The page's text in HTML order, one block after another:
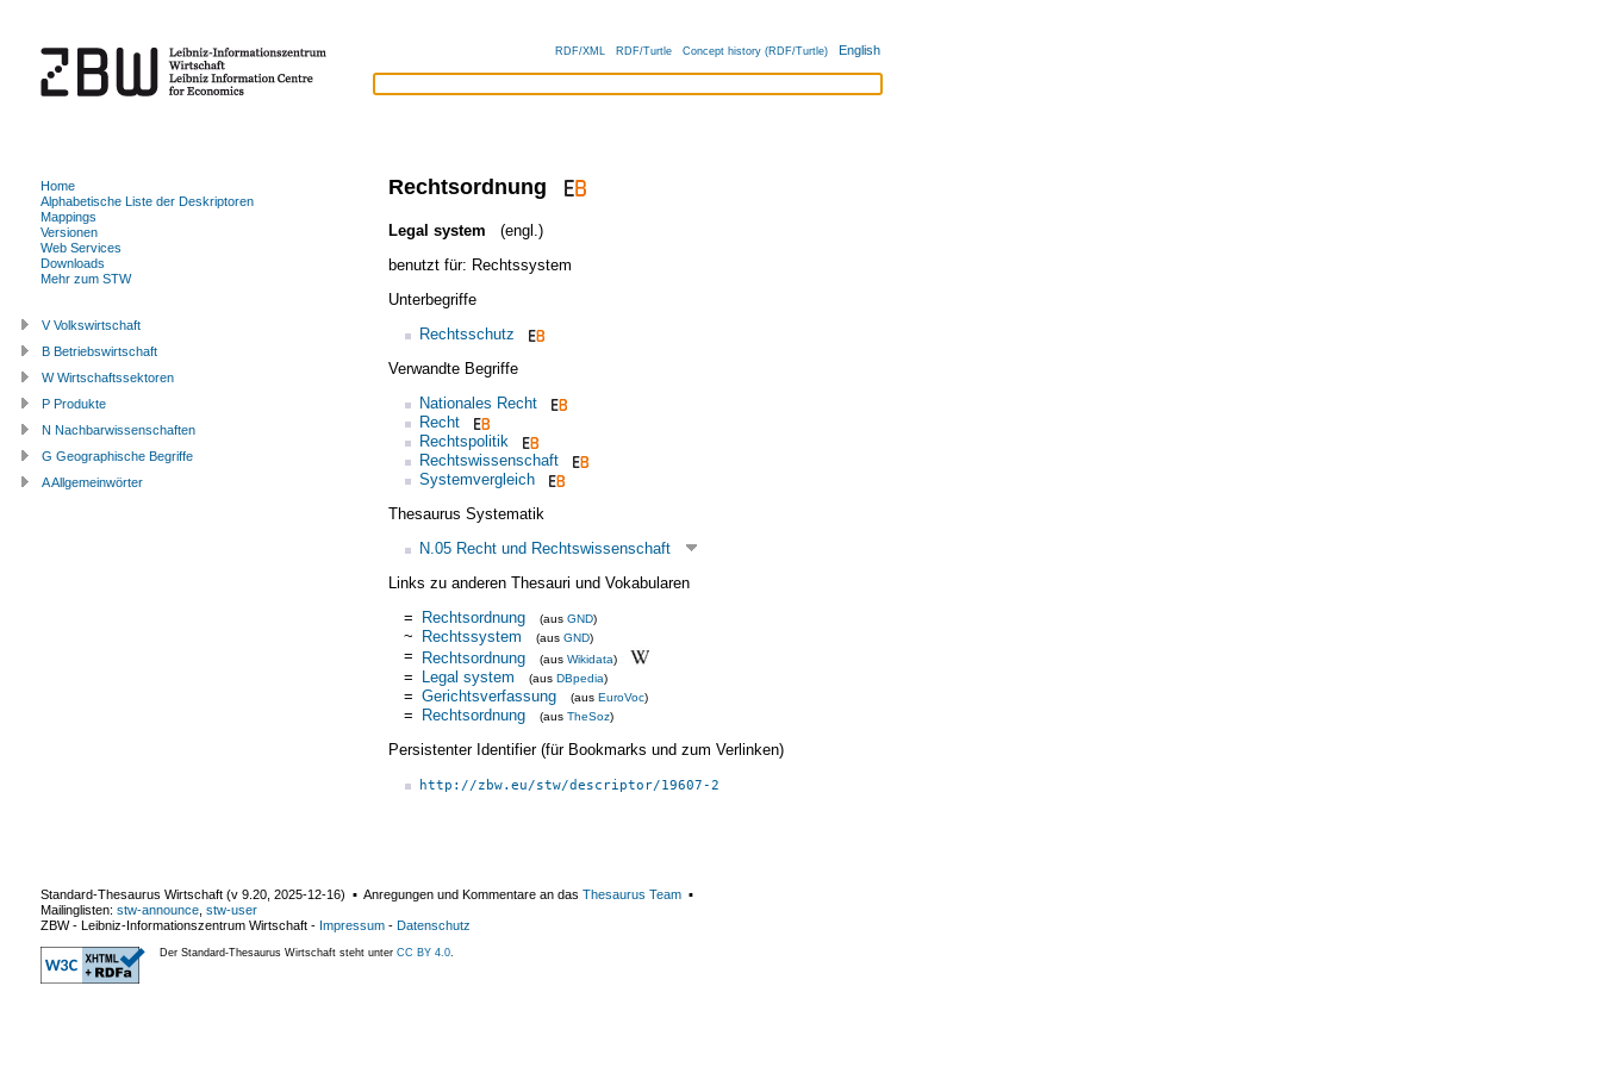
RDF/XML RDF/Turtle Concept history (RDF/Turtle) English
Rechtsordnung
Legal system
(engl.)
benutzt für: Rechtssystem
Unterbegriffe
Rechtsschutz
Verwandte Begriffe
Nationales Recht
Recht
Rechtspolitik
Rechtswissenschaft
Systemvergleich
Thesaurus Systematik
N.05 Recht und Rechtswissenschaft
Links zu anderen Thesauri und Vokabularen
= Rechtsordnung (aus GND)
~ Rechtssystem (aus GND)
= Rechtsordnung (aus Wikidata)
= Legal system (aus DBpedia)
= Gerichtsverfassung (aus EuroVoc)
= Rechtsordnung (aus TheSoz)
Persistenter Identifier (für Bookmarks und zum Verlinken)
http://zbw.eu/stw/descriptor/19607-2
Home
Alphabetische Liste der Deskriptoren
Mappings
Versionen
Web Services
Downloads
Mehr zum STW
V Volkswirtschaft
B Betriebswirtschaft
W Wirtschaftssektoren
P Produkte
N Nachbarwissenschaften
G Geographische Begriffe
A Allgemeinwörter
Standard-Thesaurus Wirtschaft (v 9.20 2025-12-16) ▪ Anregungen und Kommentare an das Thesaurus Team ▪
Mailinglisten: stw-announce stw-user
ZBW - Leibniz-Informationszentrum Wirtschaft - Impressum - Datenschutz
Der Standard-Thesaurus Wirtschaft steht unter CC BY 4.0